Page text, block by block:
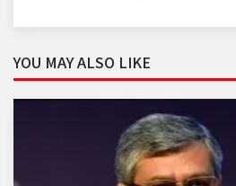
YOU MAY ALSO LIKE